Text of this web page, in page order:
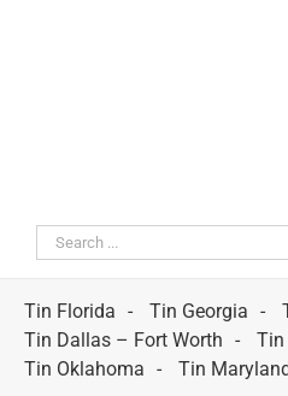
Search
for:
Tin Florida
Tin Georgia
Tin Dallas – Fort Worth
Tin
Tin Oklahoma
Tin